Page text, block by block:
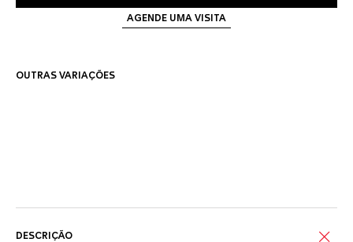
AGENDE UMA VISITA
OUTRAS VARIAÇÕES
DESCRIÇÃO